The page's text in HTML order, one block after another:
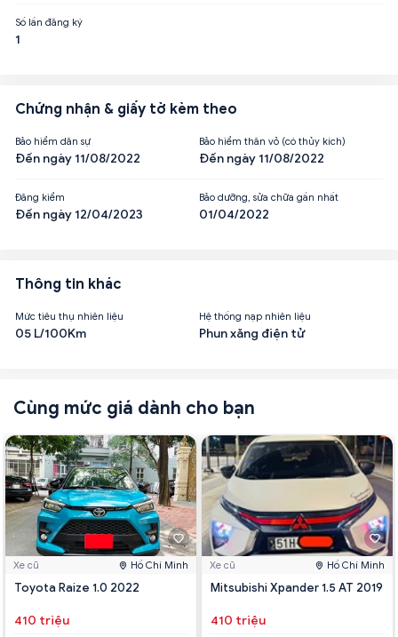
Số lần đăng ký
1
Chứng nhận & giấy tờ kèm theo
Bảo hiểm dân sự
Đến ngày 11/08/2022
Bảo hiểm thân vỏ (có thủy kích)
Đến ngày 11/08/2022
Đăng kiểm
Đến ngày 12/04/2023
Bảo dưỡng, sửa chữa gần nhất
01/04/2022
Thông tin khác
Mức tiêu thụ nhiên liệu
05 L/100Km
Hệ thống nạp nhiên liệu
Phun xăng điện tử
Cùng mức giá dành cho bạn
Xe cũ Hồ Chí Minh
Toyota Raize 1.0 2022
410 triệu
Xe cũ Hồ Chí Minh
Mitsubishi Xpander 1.5 AT 2019
410 triệu